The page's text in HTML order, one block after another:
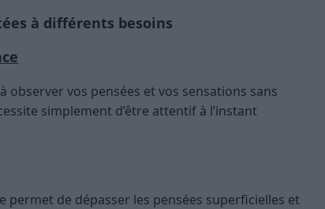
à différents besoins
observer vos pensées et vos sensations sans
simplement d’être attentif à l’instant
de dépasser les pensées superficielles et